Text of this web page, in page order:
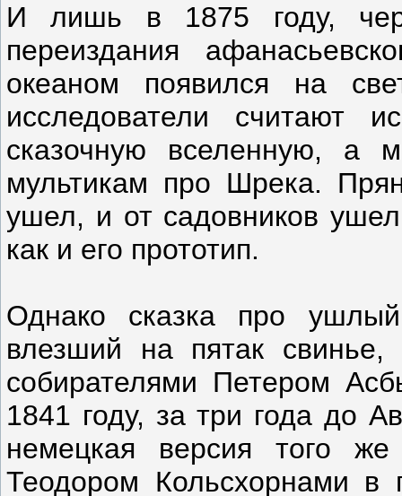
И лишь в 1875 году,
переиздания
океаном появился на
исследователи считают
сказочную вселенную, а
мультикам про Шрека.
ушел, и от садовников
как и его прототип.
Однако сказка про
влезший на пятак свинье,
собирателями Петером
1841 году, за три года до
немецкая версия того
Теодором Кольсхорнами в